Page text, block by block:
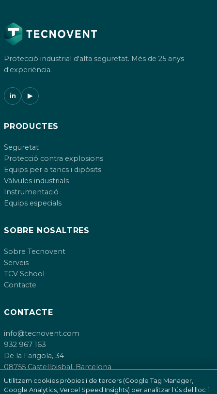
Protecció industrial d'alta seguretat. Més de 25 anys
d'experiència.
in ▶
PRODUCTES
Seguretat
Protecció contra explosions
Equips per a tancs i dipòsits
Vàlvules industrials
Instrumentació
Equips especials
SOBRE NOSALTRES
Sobre Tecnovent
Serveis
TCV School
Contacte
CONTACTE
info@tecnovent.com
932 967 163
De la Farigola, 34
08755 Castellbisbal, Barcelona
Utilitzem cookies pròpies i de tercers (Google Tag Manager,
Google Analytics, Vercel Speed Insights) per analitzar l'ús del lloc i